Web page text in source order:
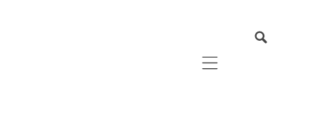
Mobile navigation